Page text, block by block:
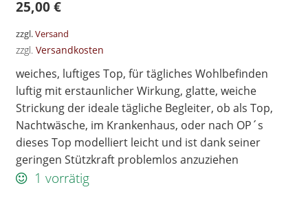
25,00€
zzgl.Versand
zzgl. Versandkosten
weiches, luftiges Top, für tägliches Wohlbefinden
luftig mit erstaunlicher Wirkung, glatte, weiche
Strickung der ideale tägliche Begleiter, ob als Top,
Nachtwäsche, im Krankenhaus, oder nach OP´s
dieses Top modelliert leicht und ist dank seiner
geringen Stützkraft problemlos anzuziehen
1 vorrätig